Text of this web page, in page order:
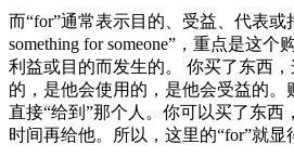
而“for”通常表示目的、受益、代表或
something for someone”，重点是这个
利益或目的而发生的。 你买了东西
的，是他会使用的，是他会受益的。
直接“给到”那个人。你可以买了东西
时间再给他。所以，这里的“for”就显